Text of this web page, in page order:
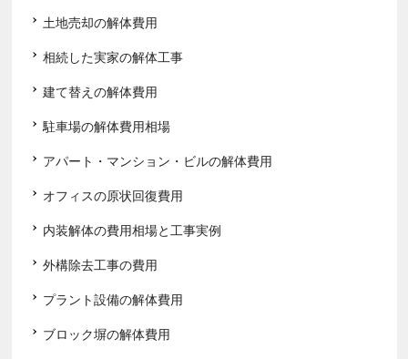
土地売却の解体費用
相続した実家の解体工事
建て替えの解体費用
駐車場の解体費用相場
アパート・マンション・ビルの解体費用
オフィスの原状回復費用
内装解体の費用相場と工事実例
外構除去工事の費用
プラント設備の解体費用
ブロック塀の解体費用